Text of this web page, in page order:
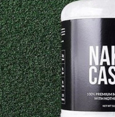
”Protein Powder“
”Overnight Oats“
”Vegan protein“
”Collagen“
”Micellar Casein“
PROTÉINES EN
Protéine
Protéine
Peptides